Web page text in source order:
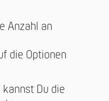
Anzahl an
die Optionen
Du die